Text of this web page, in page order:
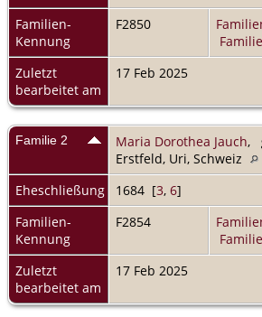
Familien-
Kennung
F2850
Zuletzt
bearbeitet am
17 Feb 2025
Familie 2 Maria Dorothea Jauch,
Erstfeld, Uri, Schweiz
Eheschließung
1684 [3, 6]
Familien-
Kennung
F2854
Zuletzt
bearbeitet am
17 Feb 2025